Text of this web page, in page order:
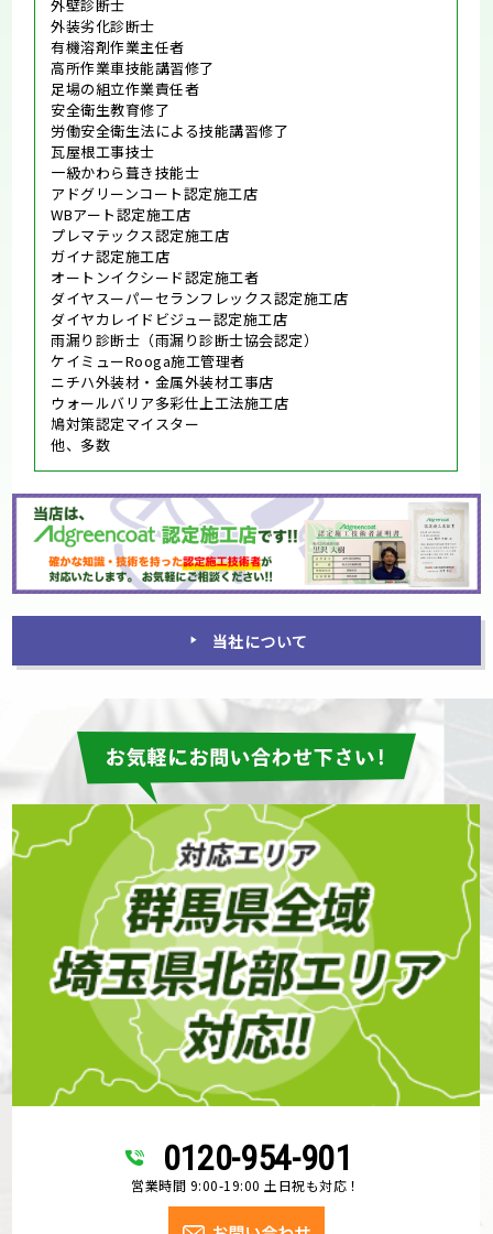
外壁診断士
外装劣化診断士
有機溶剤作業主任者
高所作業車技能講習修了
足場の組立作業責任者
安全衛生教育修了
労働安全衛生法による技能講習修了
瓦屋根工事技士
一級かわら葺き技能士
アドグリーンコート認定施工店
WBアート認定施工店
プレマテックス認定施工店
ガイナ認定施工店
オートンイクシード認定施工者
ダイヤスーパーセランフレックス認定施工店
ダイヤカレイドビジュー認定施工店
雨漏り診断士（雨漏り診断士協会認定）
ケイミューRooga施工管理者
ニチハ外装材・金属外装材工事店
ウォールバリア多彩仕上工法施工店
鳩対策認定マイスター
他、多数
当社について
0120-954-901
営業時間 9:00-19:00 土日祝も対応！